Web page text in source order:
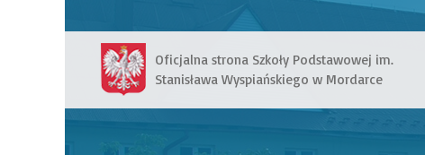
Oficjalna strona Szkoły Podstawowej im.
Stanisława Wyspiańskiego w Mordarce